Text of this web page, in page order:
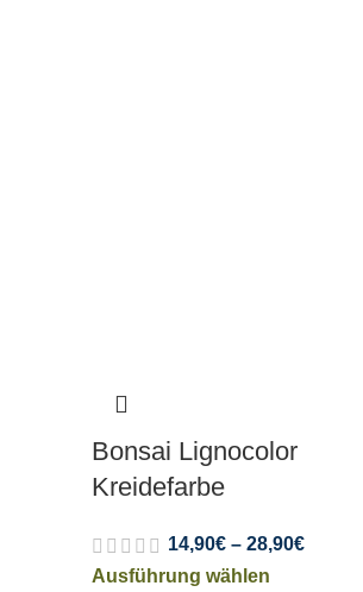
Bonsai Lignocolor
Kreidefarbe
14,90€ –28,90€
Ausführung wählen